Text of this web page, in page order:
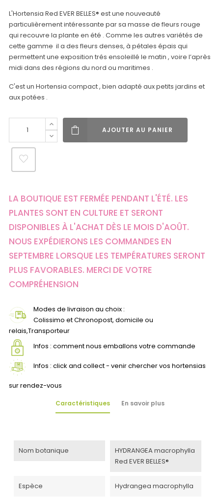
L'Hortensia Red EVER BELLES® est une nouveauté
particulièrement intéressante par sa masse de fleurs rouge
qui recouvre la plante en été . Comme les autres variétés de
cette gamme il a des fleurs denses, à pétales épais qui
permettent une exposition trés ensoleillé le matin , voire l’après
midi dans des régions du nord ou maritimes .
C'est un Hortensia compact , bien adapté aux petits jardins et
aux potées .
AJOUTER AU PANIER
LA BOUTIQUE EST FERMÉE PENDANT L'ÉTÉ. LES
PLANTES SONT EN CULTURE ET SERONT
DISPONIBLES À L'ACHAT DÈS LE MOIS D'AOÛT.
NOUS EXPÉDIERONS LES COMMANDES EN
SEPTEMBRE LORSQUE LES TEMPÉRATURES SERONT
PLUS FAVORABLES. MERCI DE VOTRE
COMPRÉHENSION
Modes de livraison au choix :
Colissimo et Chronopost, domicile ou
relais,Transporteur
Infos : comment nous emballons votre commande
Infos : click and collect - venir chercher vos hortensias
sur rendez-vous
Caractéristiques En savoir plus
Nom botanique
HYDRANGEA macrophylla
Red EVER BELLES®
Espèce Hydrangea macrophylla